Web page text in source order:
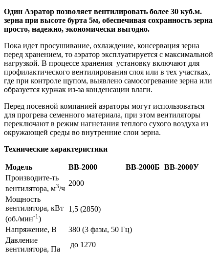
Один Аэратор позволяет вентилировать более 30 куб.м.
зерна при высоте бурта 5м, обеспечивая сохранность зерна
просто, надежно, экономически выгодно.
Пока идет просушивание, охлаждение, консервация зерна
перед хранением, то аэратор эксплуатируется с максимальной
нагрузкой. В процессе хранения установку включают для
профилактического вентилирования слоя или в тех участках,
где при контроле щупом, выявлено самосогревание зерна или
образуется куржак из-за конденсации влаги.
Перед посевной компанией аэраторы могут использоваться
для прогрева семенного материала, при этом вентиляторы
переключают в режим нагнетания теплого сухого воздуха из
окружающей среды во внутренние слои зерна.
Технические характеристики
Модель ВВ-2000 ВВ-2000Б ВВ-2000У
Производите-ть
вентилятора, м3/ч
2000
Мощность
вентилятора, кВт
(об./мин-1)
1,5 (2850)
Напряжение, В
380 (3 фазы, 50 Гц)
Давление
вентилятора, Па
до 1270